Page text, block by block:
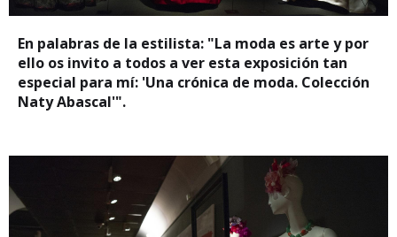
En palabras de la estilista: "La moda es arte y por
ello os invito a todos a ver esta exposición tan
especial para mí: 'Una crónica de moda. Colección
Naty Abascal'".